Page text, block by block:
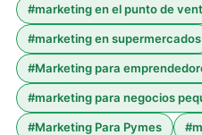
#marketing en el punto de
#marketing en supermercados
#Marketing para
#marketing para negocios
#Marketing Para Pymes #